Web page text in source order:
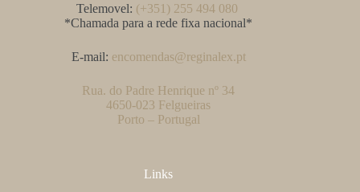
Telemovel: (+351) 255 494 080
*Chamada para a rede fixa nacional*
E-mail: encomendas@reginalex.pt
Rua. do Padre Henrique nº 34
4650-023 Felgueiras
Porto – Portugal
Links